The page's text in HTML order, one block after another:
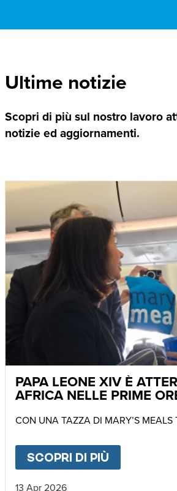
Ultime notizie
Scopri di più sul nostro lavoro
notizie ed aggiornamenti.
PAPA LEONE XIV È
AFRICA NELLE PRIME
CON UNA TAZZA DI MARY’S MEALS
SCOPRI DI PIÙ
13 Apr 2026